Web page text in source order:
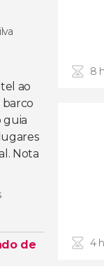
ao
guia
Nota
de
8
4